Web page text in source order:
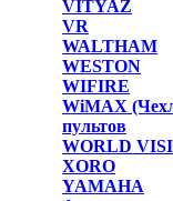
VITYAZ
VR
WALTHAM
WESTON
WIFIRE
WiMAX
пультов
WORLD
XORO
YAMAHA